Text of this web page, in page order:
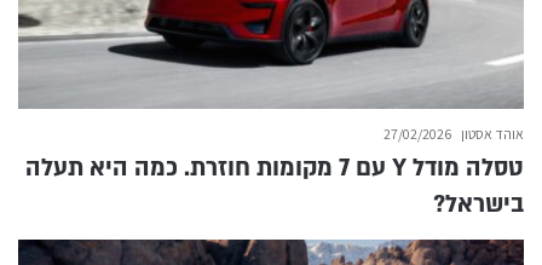
אוהד אסטון 27/02/2026
טסלה מודל Y עם 7 מקומות חוזרת. כמה היא תעלה
בישראל?